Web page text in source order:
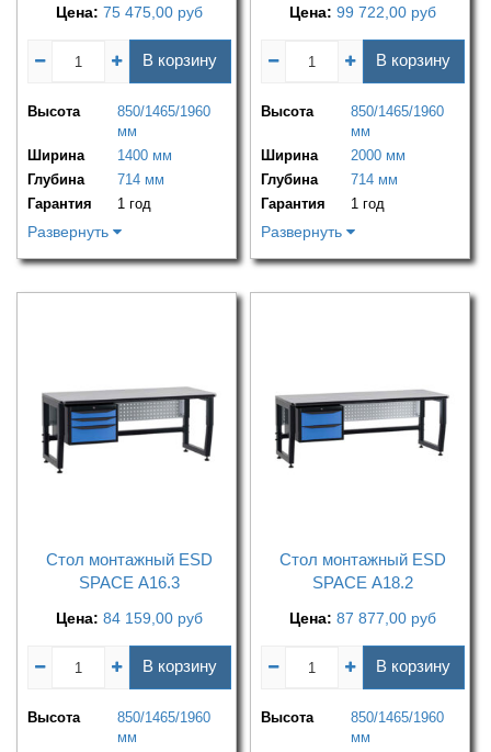
Цена: 75 475,00 руб
В корзину
Высота
850/1465/1960
мм
Ширина
1400 мм
Глубина
714 мм
Гарантия
1 год
Развернуть
Цена: 99 722,00 руб
В корзину
Высота
850/1465/1960
мм
Ширина
2000 мм
Глубина
714 мм
Гарантия
1 год
Развернуть
Стол монтажный ESD
SPACE А16.3
Цена: 84 159,00 руб
В корзину
Высота
850/1465/1960
мм
Стол монтажный ESD
SPACE А18.2
Цена: 87 877,00 руб
В корзину
Высота
850/1465/1960
мм